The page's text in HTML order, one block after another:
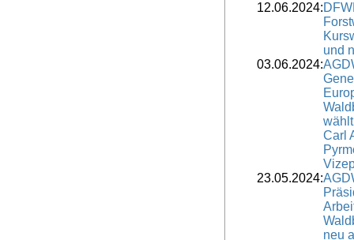
12.06.2024:
und
03.06.2024:
Carl
23.05.2024:
neu